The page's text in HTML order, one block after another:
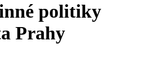
politiky
Prahy